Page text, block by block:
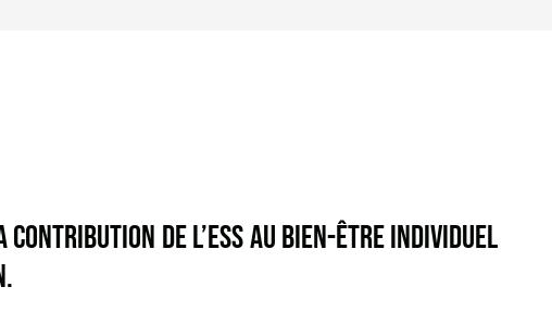
DE L’ESS AU BIEN-ÊTRE INDIVIDUEL